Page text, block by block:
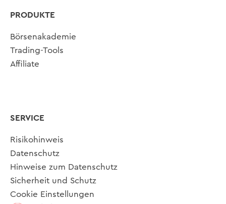
PRODUKTE
Börsenakademie
Trading-Tools
Affiliate
SERVICE
Risikohinweis
Datenschutz
Hinweise zum Datenschutz
Sicherheit und Schutz
Cookie Einstellungen